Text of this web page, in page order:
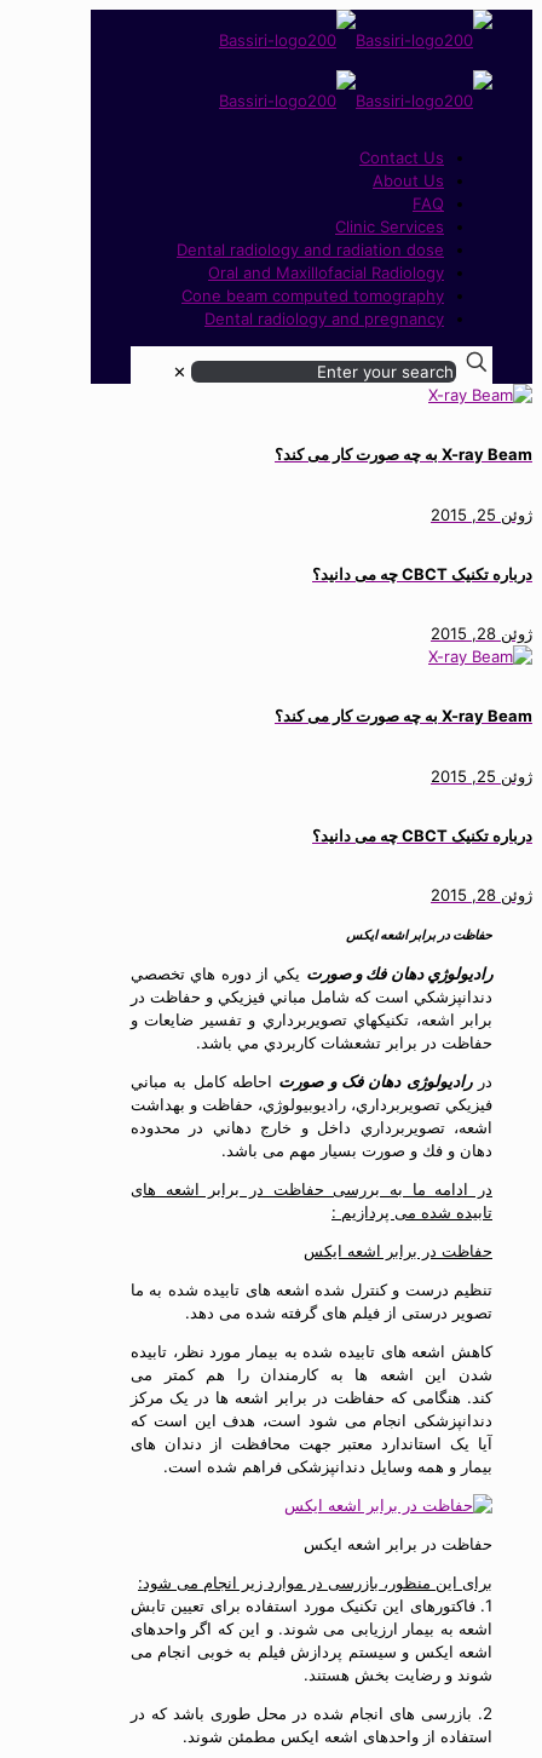
Contact Us
About Us
FAQ
Clinic Services
Dental radiology and radiation dose
Oral and Maxillofacial Radiology
Cone beam computed tomography
Dental radiology and pregnancy
✕
X-ray Beam به چه صورت کار می کند؟
ژوئن 25, 2015
درباره تکنیک CBCT چه می دانید؟
ژوئن 28, 2015
X-ray Beam به چه صورت کار می کند؟
ژوئن 25, 2015
درباره تکنیک CBCT چه می دانید؟
ژوئن 28, 2015
حفاظت در برابر اشعه ایکس
راديولوژي دهان فك و صورت يكي از دوره هاي تخصصي
دندانپزشكي است كه شامل مباني فيزيكي و حفاظت در
برابر اشعه، تكنيكهاي تصويربرداري و تفسير ضايعات و
حفاظت در برابر تشعشات كاربردي مي باشد.
دررادیولوژی دهان فک و صورت احاطه كامل به مباني
فيزيكي تصويربرداري، راديوبيولوژي، حفاظت و بهداشت
اشعه، تصويربرداري داخل و خارج دهاني در محدوده
دهان و فك و صورت بسیار مهم می باشد.
در ادامه ما به بررسی حفاظت در برابر اشعه های
تابیده شده می پردازیم :
حفاظت در برابر اشعه ایکس
تنظیم درست و کنترل شده اشعه های تابیده شده به ما
تصویر درستی از فیلم های گرفته شده می دهد.
کاهش اشعه های تابیده شده به بیمار مورد نظر، تابیده
شدن این اشعه ها به کارمندان را هم کمتر می
کند. هنگامی که حفاظت در برابر اشعه ها در یک مرکز
دندانپزشکی انجام می شود است، هدف این است که
آیا یک استاندارد معتبر جهت محافظت از دندان های
بیمار و همه وسایل دندانپزشکی فراهم شده است.
حفاظت در برابر اشعه ایکس
برای این منظور، بازرسی در موارد زیر انجام می شود:
1. فاکتورهای این تکنیک مورد استفاده برای تعیین تابش
اشعه به بیمار ارزیابی می شوند. و این که اگر واحدهای
اشعه ایکس و سیستم پردازش فیلم به خوبی انجام می
شوند و رضایت بخش هستند.
2. بازرسی های انجام شده در محل طوری باشد که در
استفاده از واحدهای اشعه ایکس مطمئن شوند.